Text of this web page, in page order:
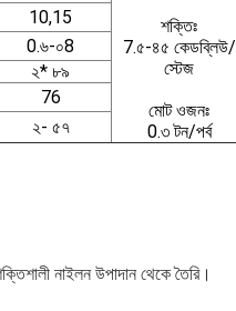
শক্তিঃ
7.৫-৪৫ কেডব্লিউ/
স্টেজ
মোট ওজনঃ
0.৩ টন/পর্ব
10,15
0.৬-০8
২* ৮৯
76
২- ৫৭
নাইলন উপাদান থেকে তৈরি।